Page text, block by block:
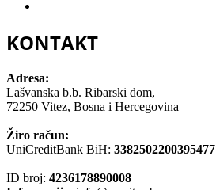
KONTAKT
Adresa:
Lašvanska b.b. Ribarski dom,
72250 Vitez, Bosna i Hercegovina
Žiro račun:
UniCreditBank BiH: 3382502200395477
ID broj: 4236178890008